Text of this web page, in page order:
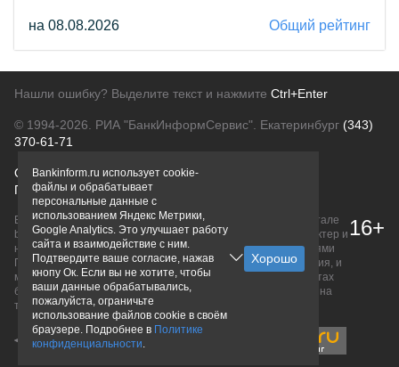
на 08.08.2026 Общий рейтинг
Нашли ошибку? Выделите текст и нажмите Ctrl+Enter
© 1994-2026. РИА "БанкИнформСервис". Екатеринбург (343)
370-61-71
О проектеПолитика конфиденциальности
Правовая информацияДля рекламодателей
Вся информация о продуктах банков, размещенная на портале
bankinform.ru, носит исключительно ознакомительный характер и
не является публичной офертой, определяемой положениями
ГК РФ. Информация не содержит точного и полного описания, и
может быть изменена. Конечные условия уточняйте на сайтах
банков или при личном обращении. Исключительное право на
товарные знаки принадлежит их правообладателям.
16+
Bankinform.ru использует cookie-
файлы и обрабатывает
персональные данные с
использованием Яндекс Метрики,
Google Analytics. Это улучшает работу
сайта и взаимодействие с ним.
Подтвердите ваше согласие, нажав
кнопу Ок. Если вы не хотите, чтобы
ваши данные обрабатывались,
пожалуйста, ограничьте
использование файлов cookie в своём
браузере. Подробнее в Политике
конфиденциальности.